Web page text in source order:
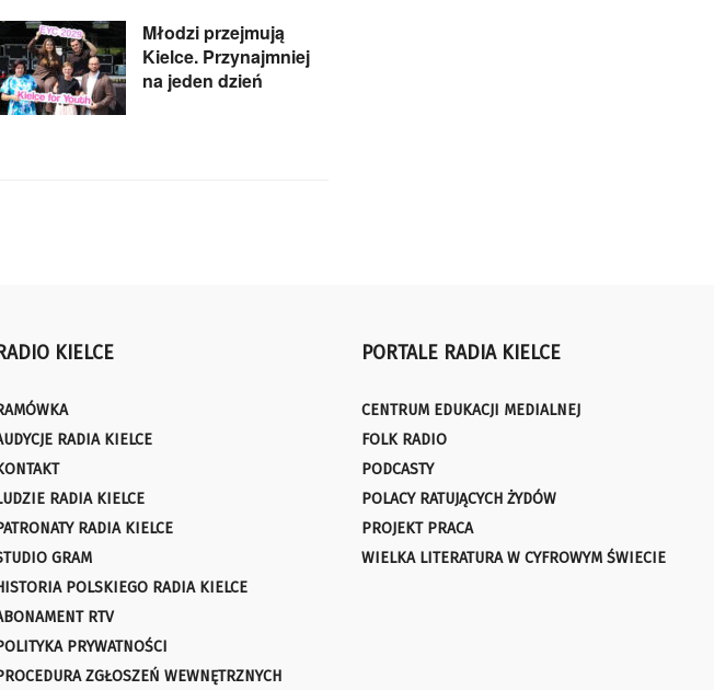
Młodzi przejmują
Kielce. Przynajmniej
na jeden dzień
KIELCE
RADIA KIELCE
RADIA KIELCE
RADIA KIELCE
GRAM
POLSKIEGO RADIA KIELCE
RTV
PRYWATNOŚCI
ZGŁOSZEŃ WEWNĘTRZNYCH
PORTALE RADIA KIELCE
CENTRUM EDUKACJI MEDIALNEJ
FOLK RADIO
PODCASTY
POLACY RATUJĄCYCH ŻYDÓW
PROJEKT PRACA
WIELKA LITERATURA W CYFROWYM ŚWIECIE